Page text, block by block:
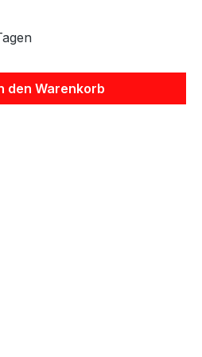
Wert
den Warenkorb